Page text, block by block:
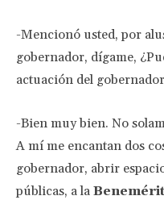
-Mencionó usted, por
gobernador, dígame,
actuación del
-Bien muy bien. No
A mí me encantan dos
gobernador, abrir
públicas, a la